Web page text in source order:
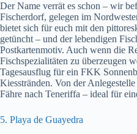
Der Name verrät es schon – wir
Fischerdorf, gelegen im
bietet sich für euch mit den
getüncht – und der lebendigen
Postkartenmotiv. Auch wenn die
Fischspezialitäten zu überzeugen
Tagesausflug für ein FKK
Kiesstränden. Von der
Fähre nach Teneriffa – ideal für
5. Playa de Guayedra